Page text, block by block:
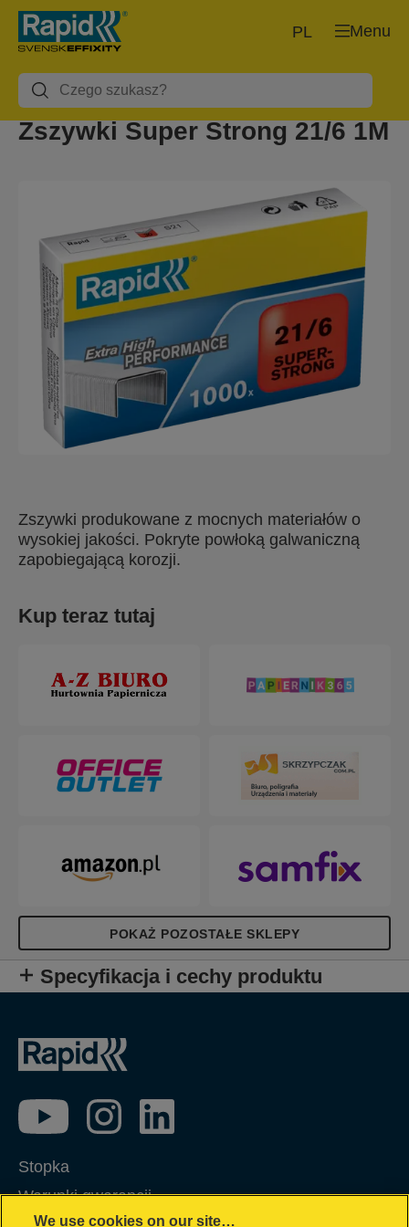
Menu
PL
Zszywki Super Strong 21/6 1M
Zszywki produkowane z mocnych materiałów o
wysokiej jakości. Pokryte powłoką galwaniczną
zapobiegającą korozji.
Kup teraz tutaj
POKAŻ POZOSTAŁE SKLEPY
Specyfikacja i cechy produktu
Stopka
Warunki gwarancji
We use cookies on our site…